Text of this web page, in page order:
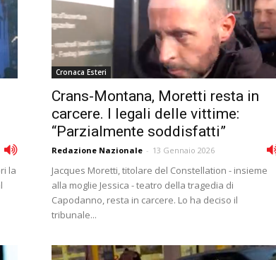
la
Cronaca Esteri
Crans-Montana, Moretti resta in
carcere. I legali delle vittime:
“Parzialmente soddisfatti”
Redazione Nazionale - 13 Gennaio 2026
Jacques Moretti, titolare del Constellation - insieme
alla moglie Jessica - teatro della tragedia di
Capodanno, resta in carcere. Lo ha deciso il
tribunale...